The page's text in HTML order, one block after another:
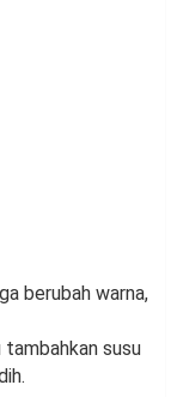
berubah warna,
tambahkan susu